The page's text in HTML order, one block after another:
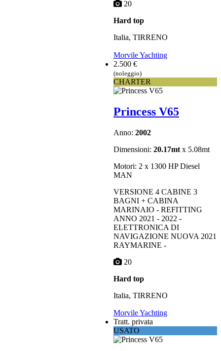
20
Hard top
Italia, TIRRENO
Morvile Yachting
2.500 €
(noleggio)
CHARTER
Princess V65
Anno: 2002
Dimensioni: 20.17mt x 5.08mt
Motori: 2 x 1300 HP Diesel
MAN
VERSIONE 4 CABINE 3
BAGNI + CABINA
MARINAIO - REFITTING
ANNO 2021 - 2022 -
ELETTRONICA DI
NAVIGAZIONE NUOVA 2021
RAYMARINE -
20
Hard top
Italia, TIRRENO
Morvile Yachting
Tratt. privata
USATO